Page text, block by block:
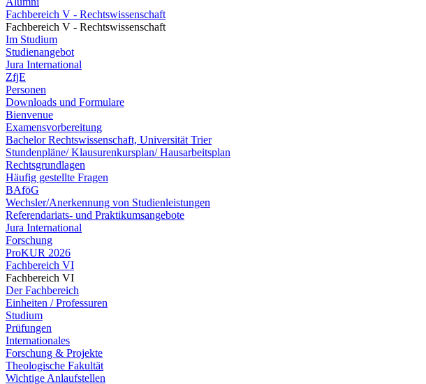
Fachbereich V - Rechtswissenschaft
Fachbereich V - Rechtswissenschaft
Im Studium
Studienangebot
Jura International
ZfjE
Personen
Downloads und Formulare
Bienvenue
Examensvorbereitung
Bachelor Rechtswissenschaft, Universität Trier
Stundenpläne/ Klausurenkursplan/ Hausarbeitsplan
Rechtsgrundlagen
Häufig gestellte Fragen
BAföG
Wechsler/Anerkennung von Studienleistungen
Referendariats- und Praktikumsangebote
Jura International
Forschung
ProKUR 2026
Fachbereich VI
Fachbereich VI
Der Fachbereich
Einheiten / Professuren
Studium
Prüfungen
Internationales
Forschung & Projekte
Theologische Fakultät
Wichtige Anlaufstellen